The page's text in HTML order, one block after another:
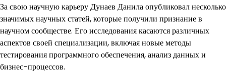
За свою научную карьеру Дунаев Данила опубликовал несколько
значимых научных статей, которые получили признание в
научном сообществе. Его исследования касаются различных
аспектов своей специализации, включая новые методы
тестирования программного обеспечения, анализ данных и
бизнес-процессов.